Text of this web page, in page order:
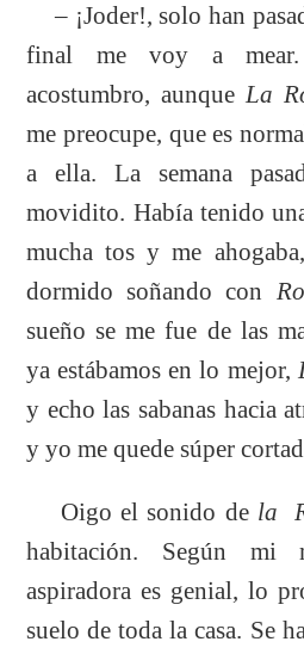
– ¡Joder!, solo han
final me voy a
acostumbro, aunque La
me preocupe, que es
a ella. La semana
movidito. Había tenido
mucha tos y me
dormido soñando con
sueño se me fue de las
ya estábamos en lo mejor,
y echo las sabanas hacia
y yo me quede súper
Oigo el sonido de la
habitación. Según mi
aspiradora es genial, lo
suelo de toda la casa. Se